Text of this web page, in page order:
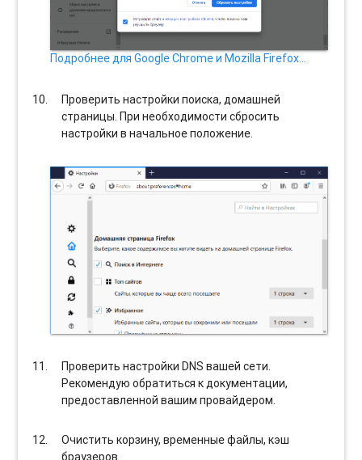
Подробнее для Google Chrome и Mozilla Firefox…
Проверить настройки поиска, домашней
страницы. При необходимости сбросить
настройки в начальное положение.
Проверить настройки DNS вашей сети.
Рекомендую обратиться к документации,
предоставленной вашим провайдером.
Очистить корзину, временные файлы, кэш
браузеров.